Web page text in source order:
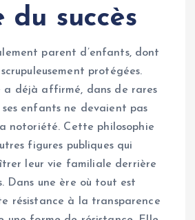
du succès
parent d’enfants, dont
protégées.
a déjà affirmé, dans de rares
enfants ne devaient pas
notoriété. Cette philosophie
figures publiques qui
leur vie familiale derrière
Dans une ère où tout est
résistance à la transparence